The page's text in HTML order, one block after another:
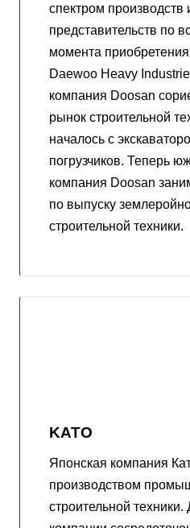
спектром производств
представительств по
момента
Daewoo Heavy
компания Doosan
рынок строительной
началось с
погрузчиков. Теперь
компания Doosan
по выпуску
строительной техники.
KATO
Японская компания
производством
строительной техники.